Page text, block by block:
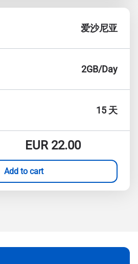
爱沙尼亚
2GB/Day
15 天
EUR22.00
Add to cart